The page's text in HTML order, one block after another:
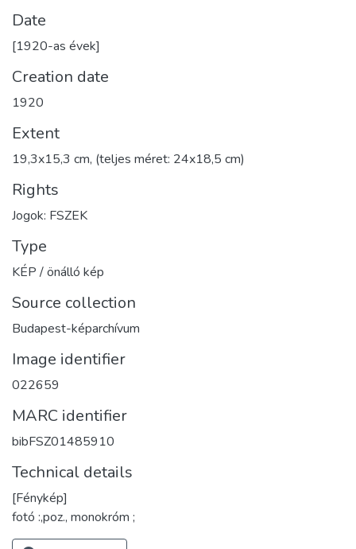
Date
[1920-as évek]
Creation date
1920
Extent
19,3x15,3 cm, (teljes méret: 24x18,5 cm)
Rights
Jogok: FSZEK
Type
KÉP / önálló kép
Source collection
Budapest-képarchívum
Image identifier
022659
MARC identifier
bibFSZ01485910
Technical details
[Fénykép]
fotó :,poz., monokróm ;